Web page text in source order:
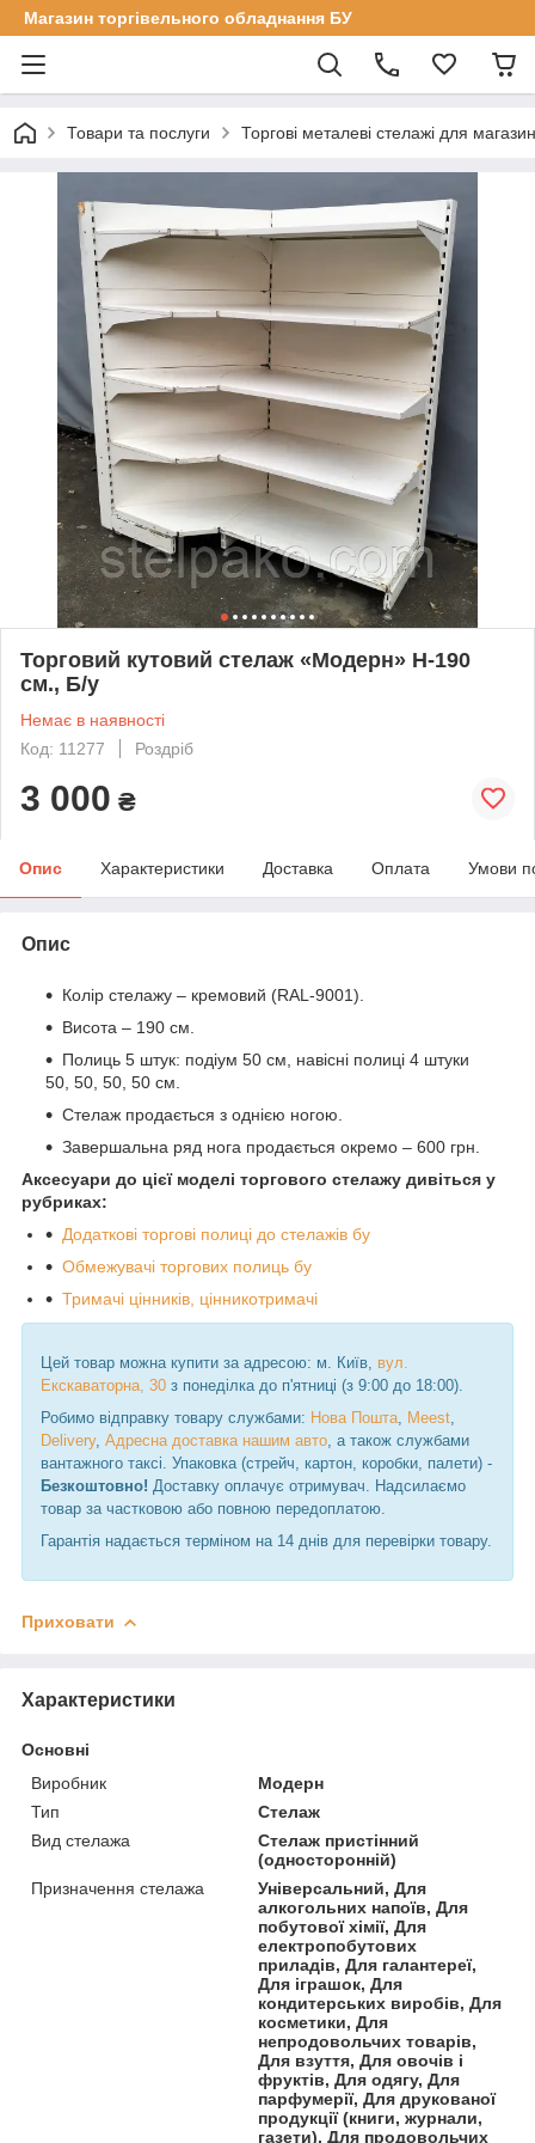
Магазин торгівельного обладнання БУ
Товари та послуги Торгові металеві стелажі для
Торговий кутовий стелаж «Модерн» Н-190
см., Б/у
Немає в наявності
Код: 11277
Роздріб
3 000 ₴
Опис Характеристики Доставка Оплата Умови
Опис
Колір стелажу – кремовий (RAL-9001).
Висота – 190 см.
Полиць 5 штук: подіум 50 см, навісні полиці 4 штуки
50, 50, 50, 50 см.
Стелаж продається з однією ногою.
Завершальна ряд нога продається окремо – 600 грн.
Аксесуари до цієї моделі торгового стелажу дивіться у
рубриках:
Додаткові торгові полиці до стелажів бу
Обмежувачі торгових полиць бу
Тримачі цінників, цінникотримачі
Цей товар можна купити за адресою: м. Київ, вул.
Екскаваторна, 30 з понеділка до п'ятниці (з 9:00 до 18:00).
Робимо відправку товару службами: Нова Пошта Meest
Delivery, Адресна доставка нашим авто , а також службами
вантажного таксі. Упаковка (стрейч, картон, коробки, палети) -
Безкоштовно! Доставку оплачує отримувач. Надсилаємо
товар за частковою або повною передоплатою.
Гарантія надається терміном на 14 днів для перевірки товару.
Приховати
Характеристики
Основні
Виробник
Модерн
Тип
Стелаж
Вид стелажа
Стелаж пристінний
(односторонній)
Призначення стелажа
Універсальний, Для
алкогольних напоїв, Для
побутової хімії, Для
електропобутових
приладів, Для галантереї,
Для іграшок, Для
кондитерських виробів, Для
косметики, Для
непродовольчих товарів,
Для взуття, Для овочів і
фруктів, Для одягу, Для
парфумерії, Для друкованої
продукції (книги, журнали,
газети), Для продовольчих